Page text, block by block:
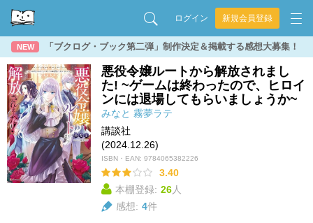
ログイン 新規会員登録
NEW 「ブクログ・ブック第二弾」制作決定＆掲載する感想大募集！
悪役令嬢ルートから解放されまし
た! ~ゲームは終わったので、ヒロイ
ンには退場してもらいましょうか~
みなと 霧夢ラテ
講談社
(2024.12.26)
ISBN・EAN: 9784065382226
3.40
本棚登録: 26人
感想: 4件